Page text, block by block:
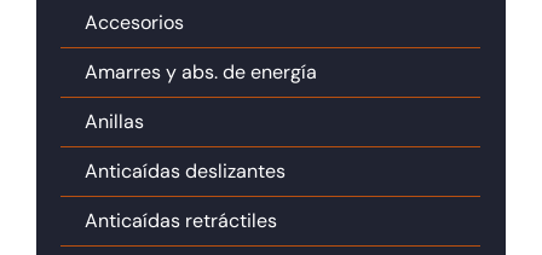
Accesorios
Amarres y abs. de energía
Anillas
Anticaídas deslizantes
Anticaídas retráctiles